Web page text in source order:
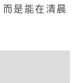
是能在清晨